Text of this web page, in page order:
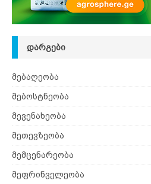
ᲓᲐᲠᲒᲔᲑᲘ
მებაღეობა
მებოსტნეობა
მევენახეობა
მეთევზეობა
მემცენარეობა
მეფრინველეობა